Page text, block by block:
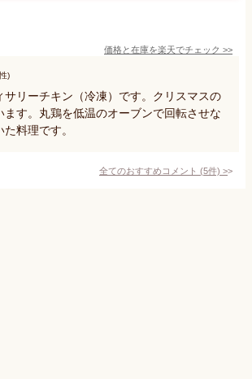
価格と在庫を楽天でチェック >>
)
サリーチキン（冷凍）です。クリスマスの
ます。丸鶏を低温のオーブンで回転させな
料理です。
全てのおすすめコメント (5件) >